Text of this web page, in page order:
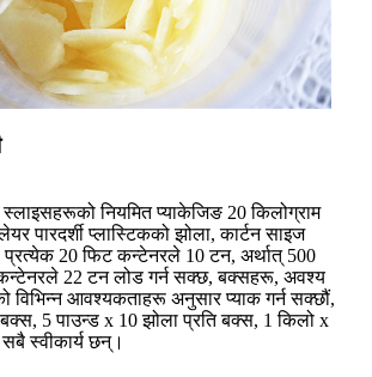
स्लाइसहरूको नियमित प्याकेजिङ 20 किलोग्राम
पारदर्शी प्लास्टिकको झोला, कार्टन साइज
प्रत्येक 20 फिट कन्टेनरले 10 टन, अर्थात् 500
22 टन लोड गर्न सक्छ, बक्सहरू, अवश्य
विभिन्न आवश्यकताहरू अनुसार प्याक गर्न सक्छौं,
5 पाउन्ड x 10 झोला प्रति बक्स, 1 किलो x
स्वीकार्य छन्।